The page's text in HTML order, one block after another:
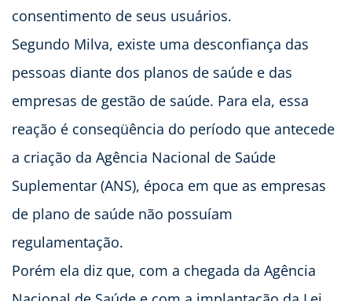
consentimento de seus usuários.
Segundo Milva, existe uma desconfiança das
pessoas diante dos planos de saúde e das
empresas de gestão de saúde. Para ela, essa
reação é conseqüência do período que antecede
a criação da Agência Nacional de Saúde
Suplementar (ANS), época em que as empresas
de plano de saúde não possuíam
regulamentação.
Porém ela diz que, com a chegada da Agência